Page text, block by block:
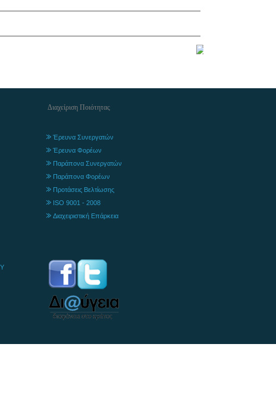
Διαχείριση Ποιότητας
Έρευνα Συνεργατών
Έρευνα Φορέων
Παράπονα Συνεργατών
Παράπονα Φορέων
Προτάσεις Βελτίωσης
ISO 9001 - 2008
Διαχειριστική Επάρκεια